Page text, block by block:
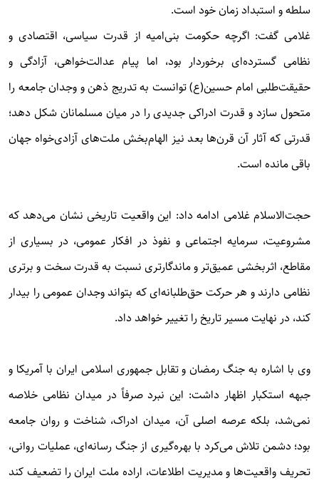
سلطه و استبداد زمان خود است.
غلامی گفت: اگرچه حکومت بنی‌امیه از قدرت سیاسی، اقتصادی و
نظامی گسترده‌ای برخوردار بود، اما پیام عدالت‌خواهی، آزادگی و
حقیقت‌طلبی امام حسین(ع) توانست به تدریج ذهن و وجدان جامعه را
متحول سازد و قدرت ادراکی جدیدی را در میان مسلمانان شکل دهد؛
قدرتی که آثار آن قرن‌ها بعد نیز الهام‌بخش ملت‌های آزادی‌خواه جهان
باقی مانده است.
حجت‌الاسلام غلامی ادامه داد: این واقعیت تاریخی نشان می‌دهد که
مشروعیت، سرمایه اجتماعی و نفوذ در افکار عمومی، در بسیاری از
مقاطع، اثربخشی عمیق‌تر و ماندگارتری نسبت به قدرت سخت و برتری
نظامی دارند و هر حرکت حق‌طلبانه‌ای که بتواند وجدان عمومی را بیدار
کند، در نهایت مسیر تاریخ را تغییر خواهد داد.
وی با اشاره به جنگ رمضان و تقابل جمهوری اسلامی ایران با آمریکا و
جبهه استکبار اظهار داشت: این نبرد صرفاً در میدان نظامی خلاصه
نمی‌شد، بلکه عرصه اصلی آن، میدان ادراک، شناخت و روان جامعه
بود؛ دشمن تلاش می‌کرد با بهره‌گیری از جنگ رسانه‌ای، عملیات روانی،
تحریف واقعیت‌ها و مدیریت اطلاعات، اراده ملت ایران را تضعیف کند